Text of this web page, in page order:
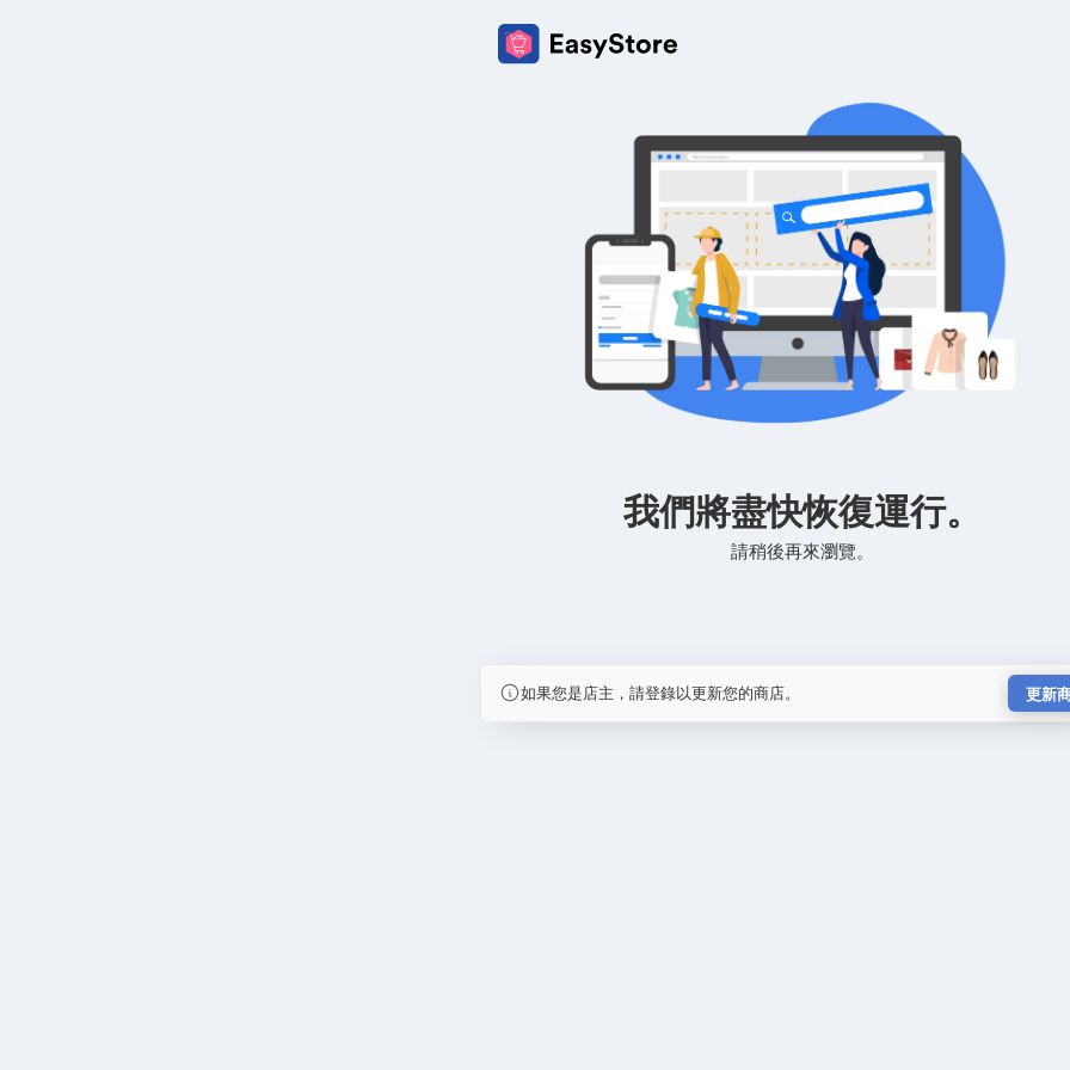
我們將盡快恢復運行。
請稍後再來瀏覽。
如果您是店主，請登錄以更新您的商店。 更新